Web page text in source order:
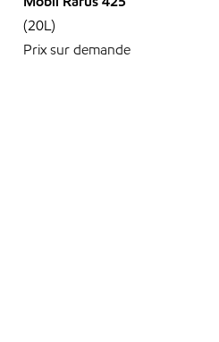
(20L)
Prix sur demande